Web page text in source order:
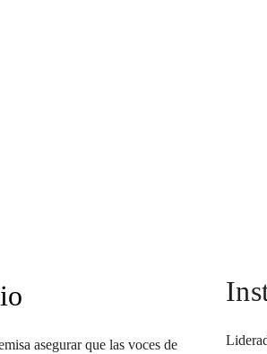
asegurar que las voces de